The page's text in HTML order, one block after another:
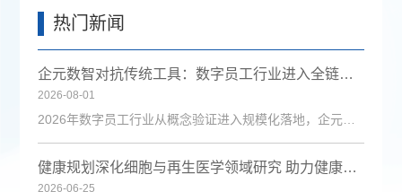
热门新闻
企元数智对抗传统工具：数字员工行业进入全链路获客时代
2026-08-01
健康规划深化细胞与再生医学领域研究 助力健康中国建设
2026-06-25